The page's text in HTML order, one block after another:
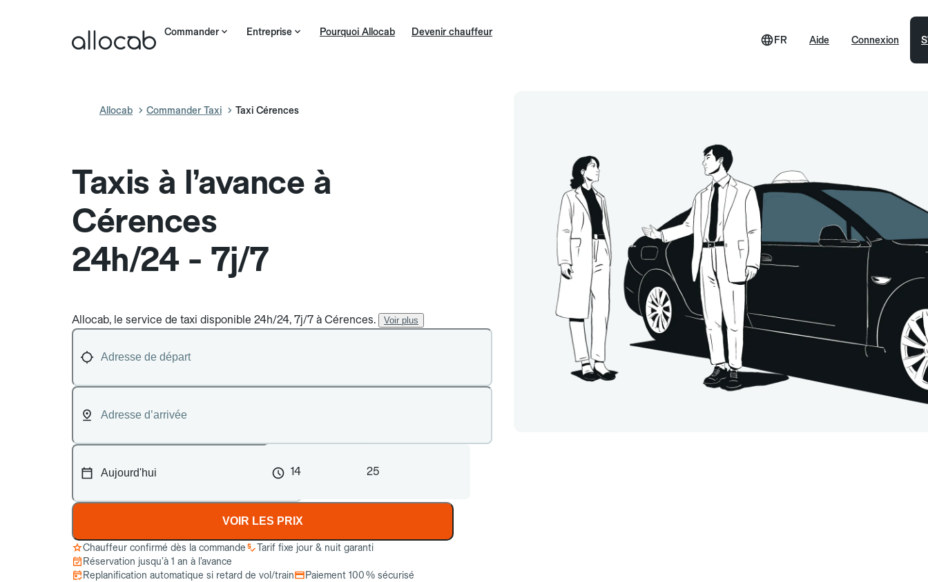
Commander Entreprise Pourquoi Allocab Devenir chauffeur
Aide
FR Connexion
Allocab Commander Taxi Taxi Cérences
Taxis à l’avance à
Cérences
24h/24 - 7j/7
Allocab, le service de taxi disponible 24h/24, 7j/7 à Cérences. Voir plus
14 25
VOIR LES PRIX
Chauffeur confirmé dès la commande
Tarif fixe jour & nuit garanti
Réservation jusqu’à 1 an à l’avance
Replanification automatique si retard de vol/train
Paiement 100 % sécurisé